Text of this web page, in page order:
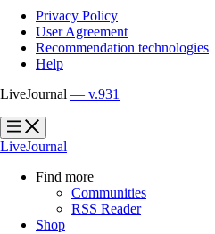
Privacy Policy
User Agreement
Recommendation technologies
Help
LiveJournal — v.931
?
?
LiveJournal
Find more
Communities
RSS Reader
Shop